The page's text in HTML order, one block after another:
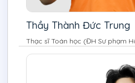
Thầy Thành Đức Trung
Thạc sĩ Toán học (ĐH Sư phạm